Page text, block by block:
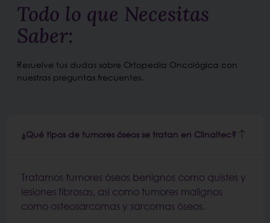
Todo lo que Necesitas
Saber:
Resuelve tus dudas sobre Ortopedia Oncológica con
nuestras preguntas frecuentes.
¿Qué tipos de tumores óseos se tratan en Clinaltec?
Tratamos tumores óseos benignos como quistes y
lesiones fibrosas, así como tumores malignos
como osteosarcomas y sarcomas óseos.